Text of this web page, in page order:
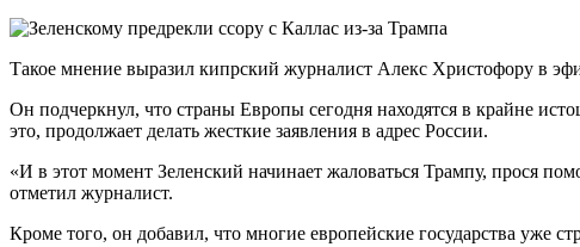
Такое мнение выразил кипрский журналист Алекс Христофору в
Он подчеркнул, что страны Европы сегодня находятся в крайне
это, продолжает делать жесткие заявления в адрес России.
«И в этот момент Зеленский начинает жаловаться Трампу, прося
отметил журналист.
Кроме того, он добавил, что многие европейские государства уже